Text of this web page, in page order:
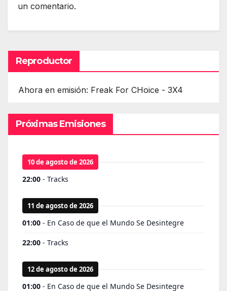
un comentario.
Reproductor
Ahora en emisión: Freak For CHoice - 3X4
Próximas Emisiones